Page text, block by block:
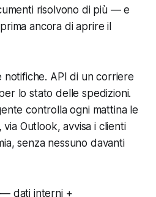
risolvono di più — e
ancora di aprire il
API di un corriere
lo stato delle spedizioni.
controlla ogni mattina le
Outlook, avvisa i clienti
senza nessuno davanti
— dati interni +